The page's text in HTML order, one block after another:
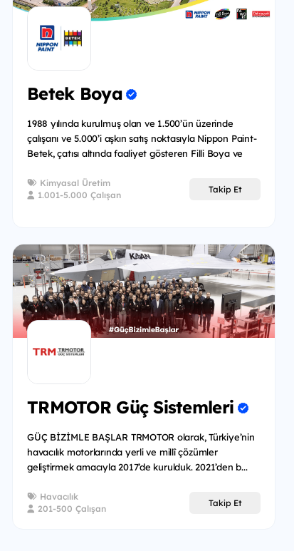
Betek Boya
1988 yılında kurulmuş olan ve 1.500’ün üzerinde
çalışanı ve 5.000’i aşkın satış noktasıyla Nippon Paint-
Betek, çatısı altında faaliyet gösteren Filli Boya ve
Kimyasal Üretim
1.001-5.000 Çalışan
Takip Et
TRMOTOR Güç Sistemleri
GÜÇ BİZİMLE BAŞLAR TRMOTOR olarak, Türkiye’nin
havacılık motorlarında yerli ve millî çözümler
geliştirmek amacıyla 2017’de kurulduk. 2021’den b...
Havacılık
201-500 Çalışan
Takip Et